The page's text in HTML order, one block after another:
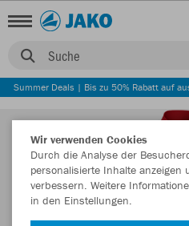
Suche
Summer Deals | Bis zu 50% Rabatt auf
Wir verwenden Cookies
Durch die Analyse der
personalisierte Inhalte anzeigen
verbessern. Weitere
in den Einstellungen.